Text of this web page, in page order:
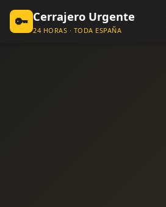
🔑 Cerrajero Urgente
24 HORAS · TODA ESPAÑA